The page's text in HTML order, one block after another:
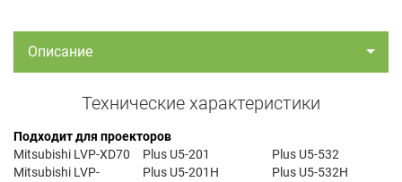
Описание
Технические характеристики
Подходит для проекторов
Mitsubishi LVP-XD70
Mitsubishi LVP-
Plus U5-201
Plus U5-201H
Plus U5-532
Plus U5-532H